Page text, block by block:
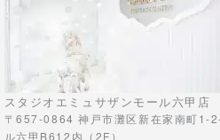
スタジオエミュサザンモール六甲店
〒657-0864 神戸市灘区新在家南町1-
ル六甲B612内（2F）